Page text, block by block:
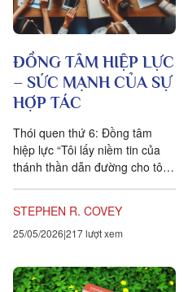
ĐỒNG TÂM HIỆP LỰC
– SỨC MẠNH CỦA SỰ
HỢP TÁC
Thói quen thứ 6: Đồng tâm
hiệp lực “Tôi lấy niềm tin của
thánh thần dẫn đường cho tôi:
STEPHEN R. COVEY
25/05/2026 217 lượt xem